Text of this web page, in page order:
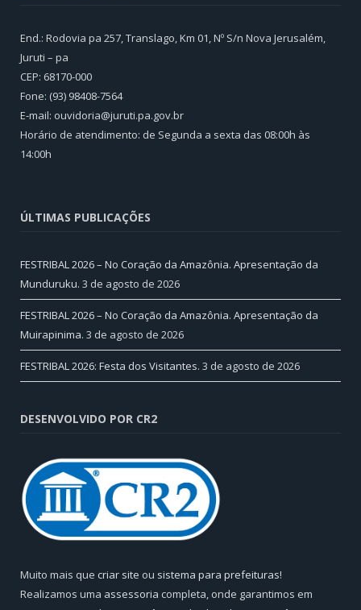
End.: Rodovia pa 257, Translago, Km 01, Nº S/n Nova Jerusalém,
Juruti – pa
CEP: 68170-000
Fone: (93) 98408-7564
E-mail: ouvidoria@juruti.pa.gov.br
Horário de atendimento: de Segunda a sexta das 08:00h às
14:00h
ÚLTIMAS PUBLICAÇÕES
FESTRIBAL 2026 – No Coração da Amazônia. Apresentação da
Munduruku. 3 de agosto de 2026
FESTRIBAL 2026 – No Coração da Amazônia. Apresentação da
Muirapinima. 3 de agosto de 2026
FESTRIBAL 2026: Festa dos Visitantes. 3 de agosto de 2026
DESENVOLVIDO POR CR2
Muito mais que criar site ou sistema para prefeituras!
Realizamos uma assessoria completa, onde garantimos em